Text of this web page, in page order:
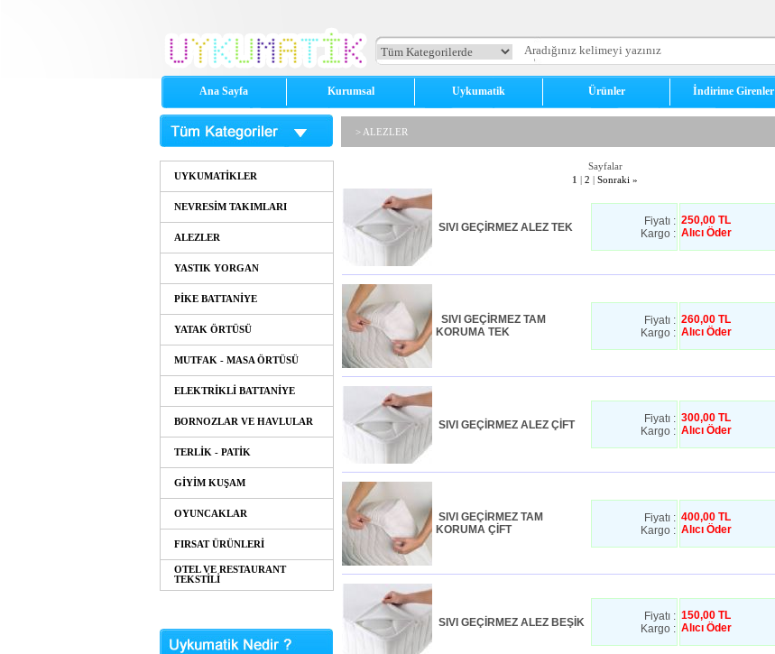
Ana Sayfa Kurumsal Uykumatik Ürünler İndirime Girenler
UYKUMATİKLER
NEVRESİM TAKIMLARI
ALEZLER
YASTIK YORGAN
PİKE BATTANİYE
YATAK ÖRTÜSÜ
MUTFAK - MASA ÖRTÜSÜ
ELEKTRİKLİ BATTANİYE
BORNOZLAR VE HAVLULAR
TERLİK - PATİK
GİYİM KUŞAM
OYUNCAKLAR
FIRSAT ÜRÜNLERİ
OTEL VE RESTAURANT
TEKSTİLİ
> ALEZLER
Sayfalar
1
2 Sonraki »
SIVI GEÇİRMEZ ALEZ TEK
Fiyatı :
Kargo :
250,00 TL
Alıcı Öder
SIVI GEÇİRMEZ TAM
KORUMA TEK
Fiyatı :
Kargo :
260,00 TL
Alıcı Öder
SIVI GEÇİRMEZ ALEZ ÇİFT
Fiyatı :
Kargo :
300,00 TL
Alıcı Öder
SIVI GEÇİRMEZ TAM
KORUMA ÇİFT
Fiyatı :
Kargo :
400,00 TL
Alıcı Öder
SIVI GEÇİRMEZ ALEZ BEŞİK
Fiyatı :
Kargo :
150,00 TL
Alıcı Öder